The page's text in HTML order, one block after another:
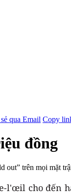
qua Email Copy
đồng
out” trên mọi mặt
l'œil cho đến